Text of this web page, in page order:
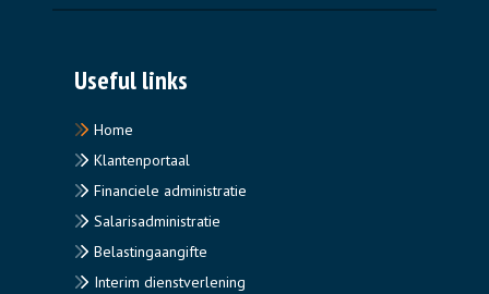
Useful links
Home
Klantenportaal
Financiele administratie
Salarisadministratie
Belastingaangifte
Interim dienstverlening